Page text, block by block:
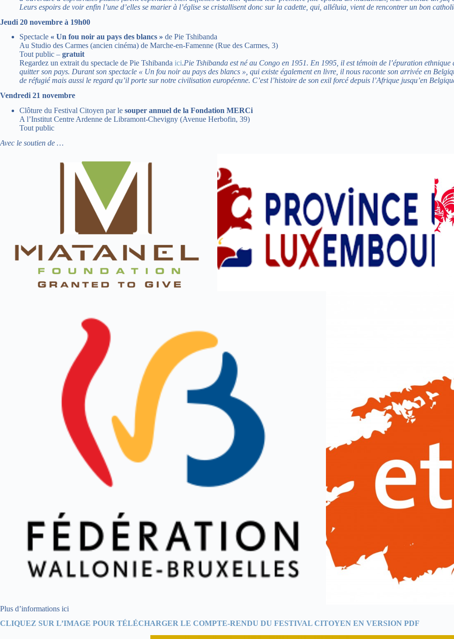
Leurs espoirs de voir enfin l’une d’elles se marier à l’église se cristallisent donc sur la cadette, qui, alléluia, vient de rencontrer un bon
Jeudi 20 novembre à 19h00
Spectacle « Un fou noir au pays des blancs » de Pie Tshibanda
Au Studio des Carmes (ancien cinéma) de Marche-en-Famenne (Rue des Carmes, 3)
Tout public – gratuit
Regardez un extrait du spectacle de Pie Tshibanda ici.Pie Tshibanda est né au Congo en 1951. En 1995, il est témoin de l’épuration
quitter son pays. Durant son spectacle « Un fou noir au pays des blancs », qui existe également en livre, il nous raconte son arrivée en
de réfugié mais aussi le regard qu’il porte sur notre civilisation européenne. C’est l’histoire de son exil forcé depuis l’Afrique jusqu’en
Vendredi 21 novembre
Clôture du Festival Citoyen par le souper annuel de la Fondation MERCi
A l’Institut Centre Ardenne de Libramont-Chevigny (Avenue Herbofin, 39)
Tout public
Avec le soutien de …
Plus d’informations ici
CLIQUEZ SUR L’IMAGE POUR TÉLÉCHARGER LE COMPTE-RENDU DU FESTIVAL CITOYEN EN VERSION PDF